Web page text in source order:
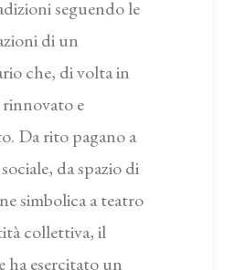
seguendo le
di un
che, di volta in
e
Da rito pagano a
da spazio di
simbolica a teatro
collettiva, il
ha esercitato un